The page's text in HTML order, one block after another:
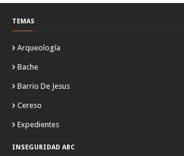
TEMAS
Arqueología
Bache
Barrio De Jesus
Cereso
Expedientes
INSEGURIDAD ABC